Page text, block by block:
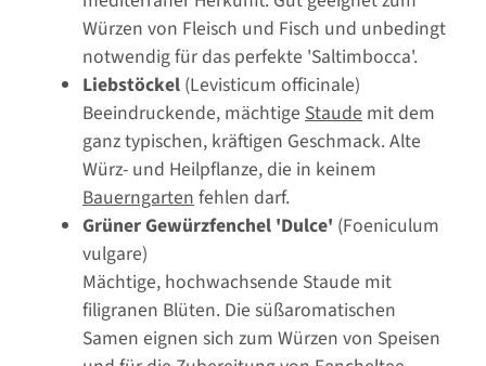
Würzen von Fleisch und Fisch und unbedingt
notwendig für das perfekte 'Saltimbocca'.
Liebstöckel (Levisticum officinale)
Beeindruckende, mächtige Staude mit dem
ganz typischen, kräftigen Geschmack. Alte
Würz- und Heilpflanze, die in keinem
Bauerngartenfehlen darf.
Grüner Gewürzfenchel 'Dulce' (Foeniculum
vulgare)
Mächtige, hochwachsende Staude mit
filigranen Blüten. Die süßaromatischen
Samen eignen sich zum Würzen von Speisen